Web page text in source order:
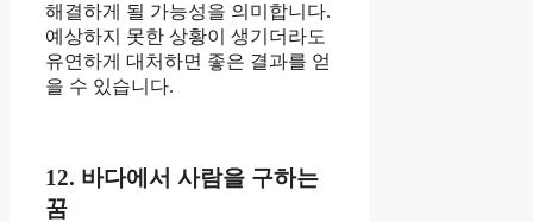
해결하게 될 가능성을 의미합니다.
예상하지 못한 상황이 생기더라도
유연하게 대처하면 좋은 결과를 얻
을 수 있습니다.
12. 바다에서 사람을 구하는
꿈